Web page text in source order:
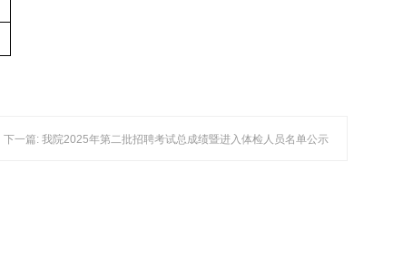
下一篇: 我院2025年第二批招聘考试总成绩暨进入体检人员名单公示